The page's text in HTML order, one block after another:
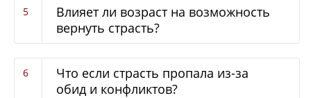
Влияет ли возраст на возможность
вернуть страсть?
Что если страсть пропала из-за
обид и конфликтов?